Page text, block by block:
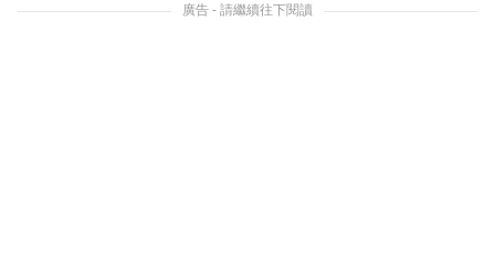
廣告 - 請繼續往下閱讀